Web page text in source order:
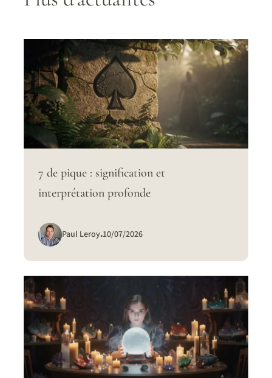
7 de pique : signification et
interprétation profonde
Paul Leroy.10/07/2026